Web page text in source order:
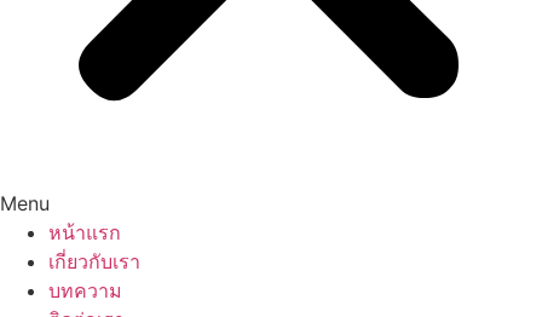
Menu
หน้าแรก
เกี่ยวกับเรา
บทความ